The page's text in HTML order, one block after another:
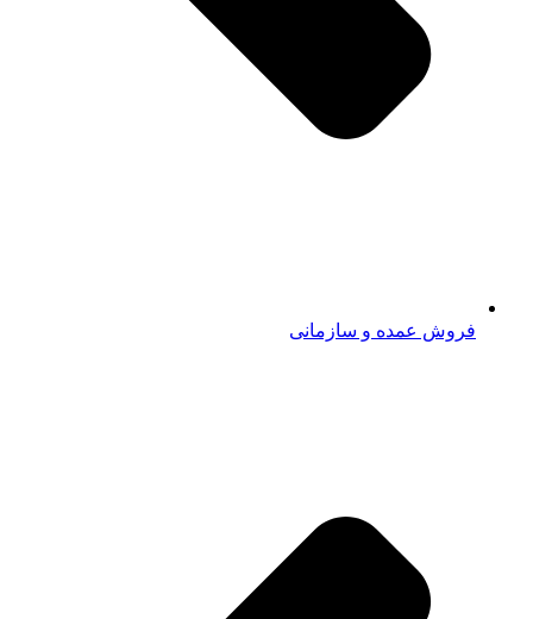
فروش عمده و سازمانی